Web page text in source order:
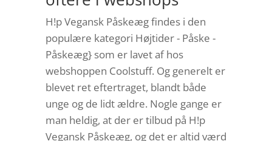
H!p Vegansk Påskeæg findes i den
populære kategori Højtider - Påske -
Påskeæg} som er lavet af hos
webshoppen Coolstuff. Og generelt er
blevet ret eftertraget, blandt både
unge og de lidt ældre. Nogle gange er
man heldig, at der er tilbud på H!p
Vegansk Påskeæg, og det er altid værd